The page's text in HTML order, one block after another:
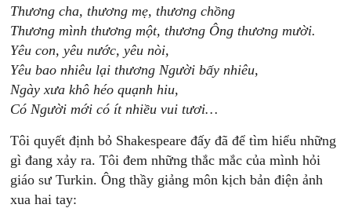
Thương cha, thương mẹ, thương chồng
Thương mình thương một, thương Ông thương mười.
Yêu con, yêu nước, yêu nòi,
Yêu bao nhiêu lại thương Người bấy nhiêu,
Ngày xưa khô héo quạnh hiu,
Có Người mới có ít nhiều vui tươi…
Tôi quyết định bỏ Shakespeare đấy đã để tìm hiểu những
gì đang xảy ra. Tôi đem những thắc mắc của mình hỏi
giáo sư Turkin. Ông thầy giảng môn kịch bản điện ảnh
xua hai tay: